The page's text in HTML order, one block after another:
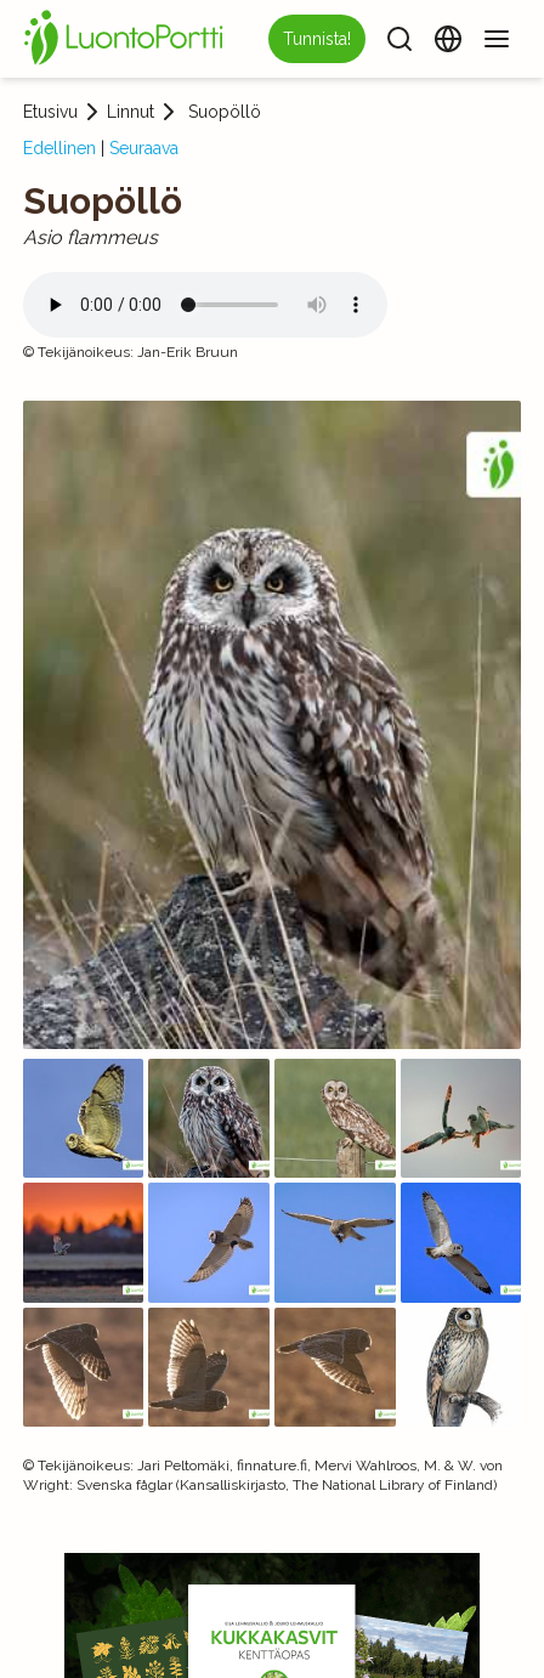
Tunnista!
Etusivu Linnut
Suopöllö
Edellinen
Seuraava
Suopöllö
Asio flammeus
© Tekijänoikeus: Jan-Erik Bruun
© Tekijänoikeus: Jari Peltomäki, finnature.fi, Mervi Wahlroos, M. & W. von
Wright: Svenska fåglar (Kansalliskirjasto, The National Library of Finland)